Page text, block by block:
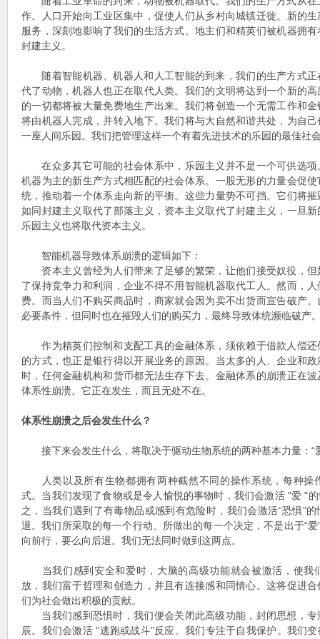
作。人口开始向工业区集中，促使人们从乡村向城镇迁徙。新的
服务，深刻地影响了我们的生活方式。地主们和精英们被机器拥
封建主义。
随着智能机器、机器人和人工智能的到来，我们的生产方式正
代了动物，机器人也正在取代人类。我们的文明将达到一个新的
的一切都将被大量免费地生产出来。我们将创造一个无需工作和
将由机器人完成，并转入地下。我们将与大自然和谐共处，为自
一座人间乐园。我们把管理这样一个有着先进技术的乐园的最佳社
在众多其它可能的社会体系中，乐园主义并不是一个可供选项
机器为主的新生产方式相匹配的社会体系。一股无形的力量会促
统，推动着一个体系走向新的平衡。这些力量势不可挡。它们将
如同封建主义取代了部落主义，资本主义取代了封建主义，一旦
乐园主义也将取代资本主义。
智能机器导致体系崩溃的逻辑如下：
资本主义曾经为人们带来了足够的繁荣，让他们接受奴役，但
了保持竞争力和利润，企业不得不用智能机器取代工人。然而，
费。而当人们不购买商品时，商家就会因为卖不出货而宣告破产
必要条件，但同时也在摧毁人们的购买力，最终导致体统濒临破产
作为精英们控制和支配工具的金融体系，须依赖于借款人偿还
的方式，也正是银行得以开展业务的原因。当太多的人、企业和
时，任何金融机构和货币都无法生存下去。金融体系的崩溃正在
体系性崩溃。它正在发生，而且无处不在。
体系性崩溃之后会发生什么？
接下来会发生什么，将取决于驱动生物系统的两种基本力量：“
人类以及所有生物都拥有两种截然不同的操作系统，每种操
式。当我们发现了食物或是令人愉悦的事物时，我们会激活 "爱 "
之，当我们遇到了有毒物品或感到有危险时，我们会激活“恐惧”
退。我们所采取的每一个行动、所做出的每一个决定，不是出于“爱
向前行，要么向后退。我们无法同时做到这两点。
当我们感到安全和爱时，大脑的高级功能就会被激活，使我
放，我们富于哲理和创造力，并且有连接感和同情心。这将促进
们为社会做出积极的贡献。
当我们感到恐惧时，我们便会关闭此高级功能，封闭思想，专
辰。我们会激活 "逃跑或战斗"反应。我们专注于自我保护。我们